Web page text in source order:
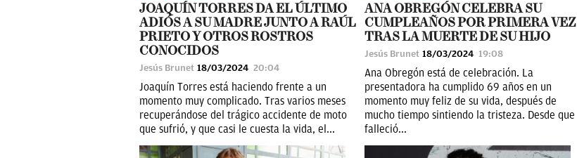
JOAQUÍN TORRES DA EL ÚLTIMO
ADIÓS A SU MADRE JUNTO A RAÚL
PRIETO Y OTROS ROSTROS
CONOCIDOS
Jesús Brunet 18/03/2024 20:04
Joaquín Torres está haciendo frente a un
momento muy complicado. Tras varios meses
recuperándose del trágico accidente de moto
que sufrió, y que casi le cuesta la vida, el...
ANA OBREGÓN CELEBRA SU
CUMPLEAÑOS POR PRIMERA VEZ
TRAS LA MUERTE DE SU HIJO
Jesús Brunet 18/03/2024 19:08
Ana Obregón está de celebración. La
presentadora ha cumplido 69 años en un
momento muy feliz de su vida, después de
mucho tiempo sintiendo la tristeza. Desde que
falleció...